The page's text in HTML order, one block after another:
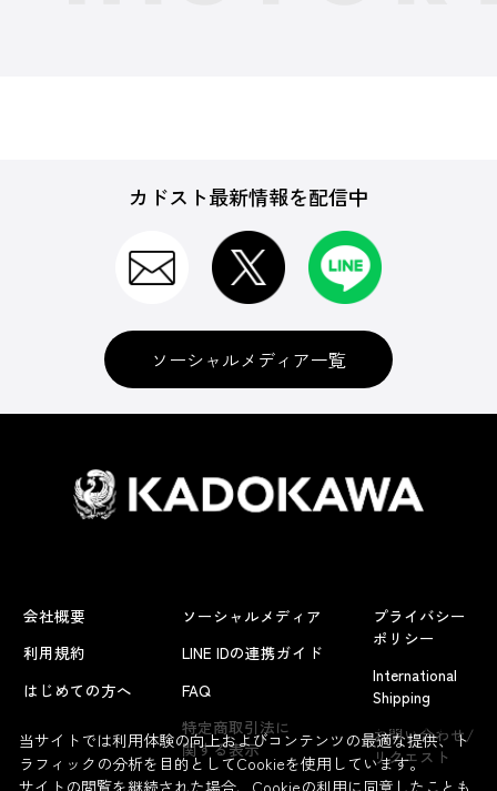
よくあるお問い合わせ
カドスト最新情報を配信中
ソーシャルメディア一覧
会社概要
利用規約
はじめての方へ
ソーシャルメディア
LINE IDの連携ガイド
FAQ
特定商取引法に
関する表示
プライバシー
ポリシー
International
Shipping
お問い合わせ/
リクエスト
当サイトでは利用体験の向上およびコンテンツの最適な提供、ト
ラフィックの分析を目的としてCookieを使用しています。